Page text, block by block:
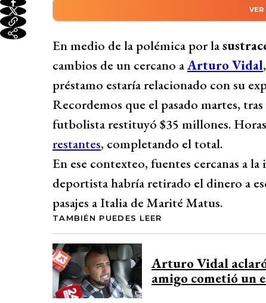
VER
En medio de la controversia por la
vinculada a Arturo Vidal, se revela que el
Marité Matus. Tras devolver $35 millones
que el amigo del futbolista habría
Matus, aunque el viaje no se concretó.
Vidal, como destinataria del dinero,
alegando un “malentendido” y
Desarrollado por
En medio de la polémica por la
cambios de un cercano aArturo Vidal
préstamo estaría relacionado con su
Recordemos que el pasado martes,
futbolista restituyó $35 millones.
restantes, completando el total.
En ese contexteo, fuentes cercanas a
deportista habría retirado el dinero a
pasajes a Italia de Marité Matus.
TAMBIÉN PUEDES LEER
Arturo Vidal aclaró
amigo cometió un